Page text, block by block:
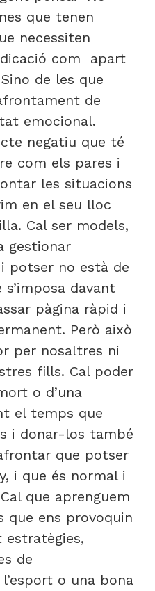
que tenen
necessiten
com apart
de les que
de
emocional.
negatiu que té
com els pares i
les situacions
en el seu lloc
Cal ser models,
gestionar
potser no està de
davant
pàgina ràpid i
Però això
per nosaltres ni
fills. Cal poder
o d’una
el temps que
i donar-los també
que potser
i que és normal i
que aprenguem
que ens provoquin
estratègies,
de
o una bona